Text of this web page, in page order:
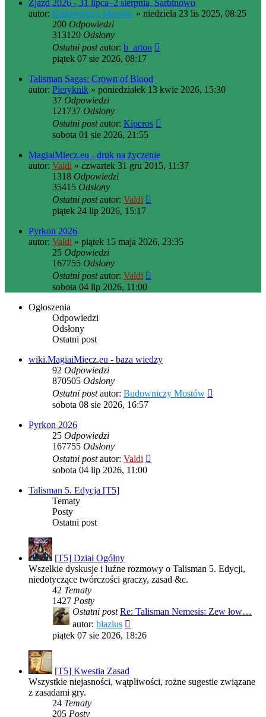
Zjazd 2026 - 31 lipca–2 sierpnia, Sarbinowo
autor: Budowniczy Mostów » niedziela 23 lis 2025, 08:25
200 Odpowiedzi
313120 Odsłony
Ostatni postautor: b_arton
piątek 07 sie 2026, 08:17
Talisman Sagas: Crown of Blood
autor: Pieryknik » poniedziałek 13 kwie 2026, 15:30
37 Odpowiedzi
121737 Odsłony
Ostatni postautor: Kiperos
sobota 01 sie 2026, 21:55
MagiaiMiecz.eu - druk na życzenie
autor: Valdi » czwartek 31 gru 2015, 11:37
1318 Odpowiedzi
35415 Odsłony
Ostatni postautor: Valdi
piątek 24 lip 2026, 15:17
Pyrkon 2026
autor: Valdi » piątek 15 maja 2026, 23:35
25 Odpowiedzi
167755 Odsłony
Ostatni postautor: Valdi
sobota 04 lip 2026, 11:00
Ogłoszenia
Odpowiedzi
Odsłony
Ostatni post
wiki.MagiaiMiecz.eu - baza wiedzy
92 Odpowiedzi
870505 Odsłony
Ostatni postautor: Budowniczy Mostów
sobota 08 sie 2026, 16:57
Pyrkon 2026
25 Odpowiedzi
167755 Odsłony
Ostatni postautor: Valdi
sobota 04 lip 2026, 11:00
Talisman 5. Edycja [T5]
Tematy
Posty
Ostatni post
[T5] Dział Ogólny
Wszelkie dyskusje i luźne rozmowy o Talisman 5. Edycji,
niedotyczące twórczości graczy, zasad &c.
42 Tematy
1427 Posty
Ostatni post Re: Talisman Nemesis: Zew łow…
autor: blazius
najnowszy
piątek 07 sie 2026, 18:26
[T5] Kwestia Zasad
Wszystkie niejasności, wątpliwości, rożne sugestie związane
z zasadami gry.
24 Tematy
205 Posty